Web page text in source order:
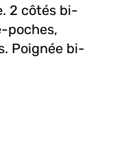
2 côtés bi-
poches,
Poignée bi-